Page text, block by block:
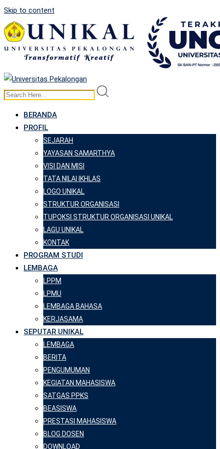
Skip to content
BERANDA
PROFIL
SEJARAH
YAYASAN SAMARTHYA
VISI DAN MISI
TATA NILAI IKHLAS
LOGO UNIKAL
STRUKTUR ORGANISASI
TUPOKSI STRUKTUR ORGANISASI UNIKAL
LAGU UNIKAL
KONTAK
PROGRAM STUDI
LEMBAGA
LPPM
LPMU
LEMBAGA BAHASA
KERJASAMA
SEPUTAR UNIKAL
LEMBAGA
BERITA
PENGUMUMAN
KEGIATAN MAHASISWA
SATGAS PPKS
BEASISWA
PRESTASI MAHASISWA
BLOG DOSEN
DOWNLOAD